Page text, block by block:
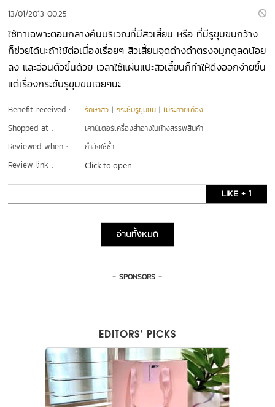
13/01/2013 00:25
ใช้ทาเฉพาะตอนกลางคืนบริเวณที่มีสิวเสี้ยน หรือ ที่มีรูขุมขนกว้าง
ก็ช่วยได้นะถ้าใช้ต่อเนื่องเรื่อยๆ สิวเสี้ยนจุดด่างดำตรงจมูกดูลดน้อย
ลง และอ่อนตัวขึ้นด้วย เวลาใช้แผ่นแปะสิวเสี้ยนก็ทำให้ดึงออกง่ายขึ้น
แต่เรื่องกระชับรูขุมขนเฉยๆนะ
Benefit received : รักษาสิว |กระชับรูขุมขน |ไม่ระคายเคือง
Shopped at : เคาน์เตอร์เครื่องสำอางในห้างสรรพสินค้า
Reviewed when : กำลังใช้ซ้ำ
Review link : Click to open
LIKE + 1
อ่านทั้งหมด
- SPONSORS -
EDITORS’ PICKS